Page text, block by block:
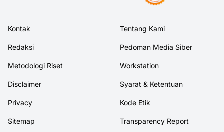
Kontak Tentang Kami
Redaksi Pedoman Media Siber
Metodologi Riset Workstation
Disclaimer Syarat & Ketentuan
Privacy Kode Etik
Sitemap Transparency Report